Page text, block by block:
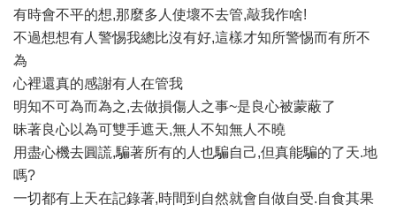
有時會不平的想,那麼多人使壞不去管,敲我作啥!
不過想想有人警惕我總比沒有好,這樣才知所警惕而有所不
為
心裡還真的感謝有人在管我
明知不可為而為之,去做損傷人之事~是良心被蒙蔽了
昧著良心以為可雙手遮天,無人不知無人不曉
用盡心機去圓謊,騙著所有的人也騙自己,但真能騙的了天.地
嗎?
一切都有上天在記錄著,時間到自然就會自做自受.自食其果